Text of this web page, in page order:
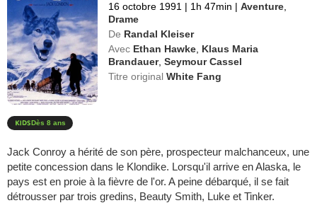
16 octobre 1991 | 1h 47min | Aventure
Drame
De Randal Kleiser
Avec Ethan Hawke Klaus Maria
Brandauer,Seymour Cassel
Titre originalWhite Fang
Dès 8 ans
Jack Conroy a hérité de son père, prospecteur malchanceux, une
petite concession dans le Klondike. Lorsqu'il arrive en Alaska, le
pays est en proie à la fièvre de l'or. A peine débarqué, il se fait
détrousser par trois gredins, Beauty Smith, Luke et Tinker.